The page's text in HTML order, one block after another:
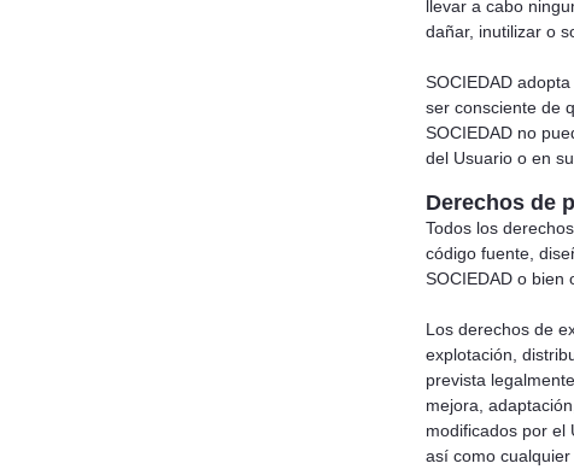
llevar a cabo
dañar, inutilizar o
SOCIEDAD
ser consciente de
SOCIEDAD no
del Usuario o en
Derechos de
Todos los
código fuente,
SOCIEDAD o bien
Los derechos de
explotación,
prevista
mejora,
modificados por el
así como